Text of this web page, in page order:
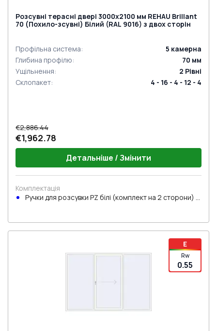
Розсувні терасні двері 3000x2100 мм REHAU Brillant
70 (Похило-зсувні) Білий (RAL 9016) з двох сторін
Профільна система: 5 камерна
Глибина профілю: 70 мм
Ущільнення: 2 Рівні
Склопакет: 4 - 16 - 4 - 12 - 4
€2,886.44
€1,962.78
Детальніше / Змінити
Комплектація
Ручки для розсувки PZ білі (комплект на 2 сторони) з
E
Rw
0.55